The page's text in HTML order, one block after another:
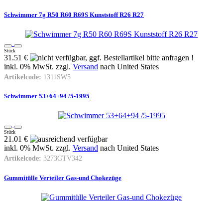
Schwimmer 7g R50 R60 R69S Kunststoff R26 R27
Stück
31.51 €
inkl. 0% MwSt. zzgl. Versand nach United States
Artikelcode: 1311SW5
Schwimmer 53+64+94 /5-1995
Stück
21.01 €
inkl. 0% MwSt. zzgl. Versand nach United States
Artikelcode: 3273GTV342
Gummitülle Verteiler Gas-und Chokezüge